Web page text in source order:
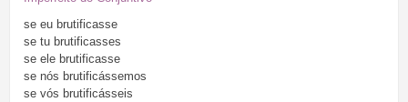
se eu brutificasse
se tu brutificasses
se ele brutificasse
se nós brutificássemos
se vós brutificásseis